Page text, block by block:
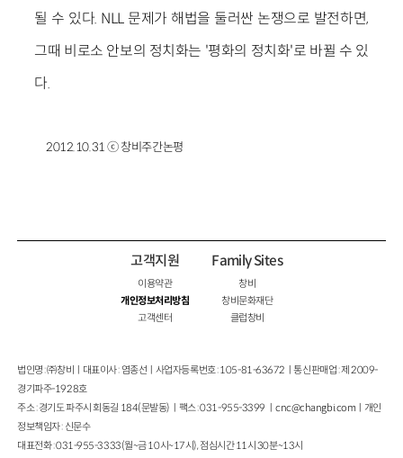
될 수 있다. NLL 문제가 해법을 둘러싼 논쟁으로 발전하면,
그때 비로소 안보의 정치화는 '평화의 정치화'로 바뀔 수 있
다.
2012.10.31 ⓒ 창비주간논평
고객지원
이용약관
개인정보처리방침
고객센터
Family Sites
창비
창비문화재단
클럽창비
법인명 : ㈜창비ㅣ대표이사 : 염종선ㅣ사업자등록번호 : 105-81-63672ㅣ통신판매업 : 제 2009-
경기파주-1928호
주소 : 경기도 파주시 회동길 184(문발동)ㅣ팩스 : 031-955-3399 ㅣcnc@changbi.com ㅣ개인
정보책임자 : 신문수
대표전화 : 031-955-3333(월~금 10시~17시), 점심시간 11시 30분~13시